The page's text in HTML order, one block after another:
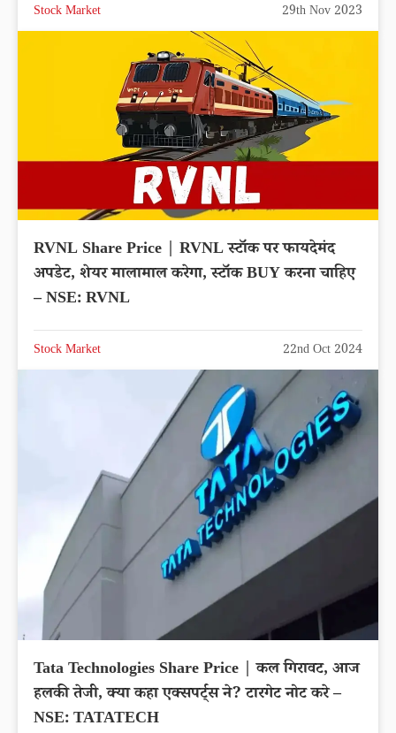
Stock Market 29th Nov 2023
RVNL Share Price | RVNL स्टॉक पर फायदेमंद
अपडेट, शेयर मालामाल करेगा, स्टॉक BUY करना चाहिए
– NSE: RVNL
Stock Market 22nd Oct 2024
Tata Technologies Share Price | कल गिरावट, आज
हलकी तेजी, क्या कहा एक्सपर्ट्स ने? टारगेट नोट करे –
NSE: TATATECH